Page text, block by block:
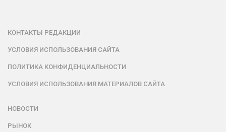
КОНТАКТЫ РЕДАКЦИИ
УСЛОВИЯ ИСПОЛЬЗОВАНИЯ САЙТА
ПОЛИТИКА КОНФИДЕНЦИАЛЬНОСТИ
УСЛОВИЯ ИСПОЛЬЗОВАНИЯ МАТЕРИАЛОВ САЙТА
НОВОСТИ
РЫНОК